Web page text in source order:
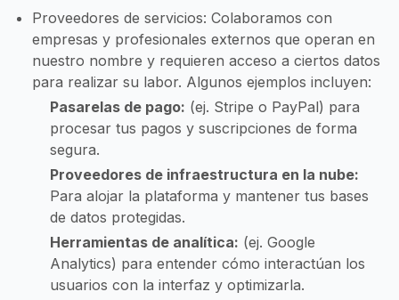
Proveedores de servicios: Colaboramos con
empresas y profesionales externos que operan en
nuestro nombre y requieren acceso a ciertos datos
para realizar su labor. Algunos ejemplos incluyen:
Pasarelas de pago: (ej. Stripe o PayPal) para
procesar tus pagos y suscripciones de forma
segura.
Proveedores de infraestructura en la nube:
Para alojar la plataforma y mantener tus bases
de datos protegidas.
Herramientas de analítica: (ej. Google
Analytics) para entender cómo interactúan los
usuarios con la interfaz y optimizarla.